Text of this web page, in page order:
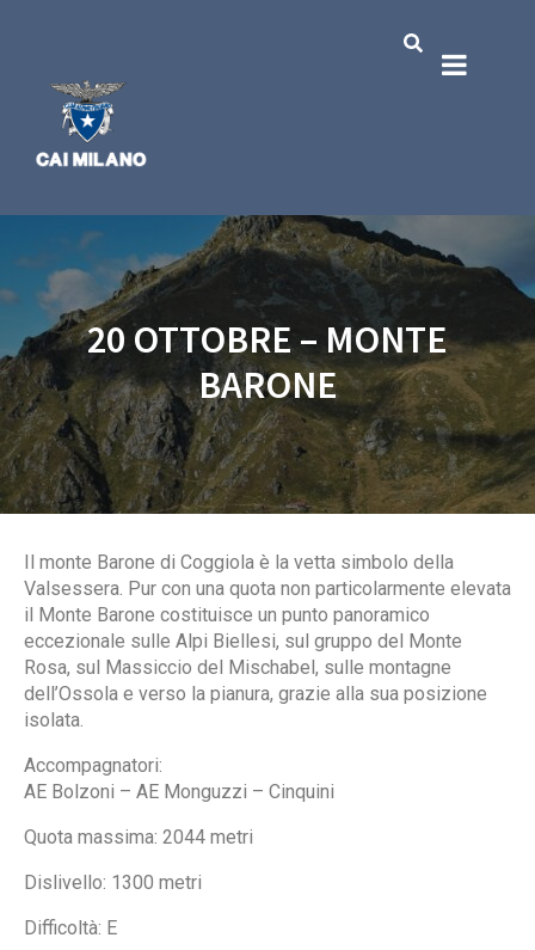
20 OTTOBRE – MONTE
BARONE
Il monte Barone di Coggiola è la vetta simbolo della
Valsessera. Pur con una quota non particolarmente elevata
il Monte Barone costituisce un punto panoramico
eccezionale sulle Alpi Biellesi, sul gruppo del Monte
Rosa, sul Massiccio del Mischabel, sulle montagne
dell’Ossola e verso la pianura, grazie alla sua posizione
isolata.
Accompagnatori:
AE Bolzoni – AE Monguzzi – Cinquini
Quota massima: 2044 metri
Dislivello: 1300 metri
Difficoltà: E